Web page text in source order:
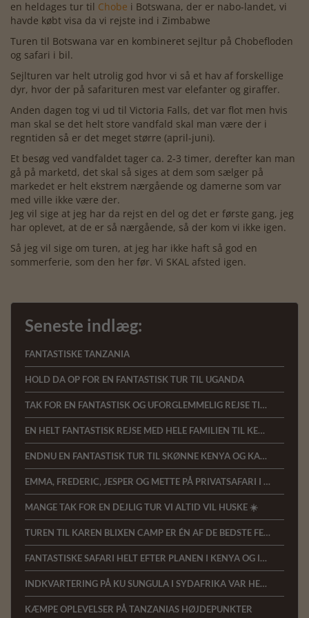
en heldages tur til Chobe i Botswana, der er nabo-landet, vi
havde købt visa da vi rejste ind i Zimbabwe
Turen til Botswana var en kombineret sejltur på Chobefloden
og safari i bil.
Sejlturen var helt utrolig god hvor vi så et hav af forskellige
dyr, hvor der på safarituren mest var elefanter og giraffer.
Anden dagen tog vi ud til Victoria Falls, det var flot men hvis
man skal se det helt store vandfald skal man være der i
regntiden så er det meget større (april-juni).
Et besøg ved vandfaldet tager ca. 2-3 timer, derefter kan man
gå på marketd, det skal så siges at dem som sælger på
markedet er helt ekstrem nærgående og damerne som var
med ville ikke være der.
Jeg vil sige at jeg har da rejst en del og det er første gang, jeg
har oplevet, at de er så nærgående, så der kom vi ikke igen.
Så jeg vil sige om turen, at jeg har ikke haft så god en
sommerferie, som den her før. Vi SKAL afsted igen.
Seneste indlæg:
FANTASTISKE TANZANIA
HOLD DA OP FOR EN FANTASTISK TUR TIL UGANDA
TAK FOR EN FANTASTISK OG UFORGLEMMELIG REJSE TIL KENYA
EN HELT FANTASTISK REJSE MED HELE FAMILIEN TIL KENYA
ENDNU EN FANTASTISK TUR TIL SKØNNE KENYA OG KAREN BLIXEN CAMP
EMMA, FREDERIC, JESPER OG METTE PÅ PRIVATSAFARI I KENYA
MANGE TAK FOR EN DEJLIG TUR VI ALTID VIL HUSKE ☀️
TUREN TIL KAREN BLIXEN CAMP ER ÉN AF DE BEDSTE FERIER VI NOGENSINDE HAR HAFT
FANTASTISKE SAFARI HELT EFTER PLANEN I KENYA OG INGEN UTRYGHED TRODS CORONA
INDKVARTERING PÅ KU SUNGULA I SYDAFRIKA VAR HELT FANTASTISK MED MASSER AF DYR
KÆMPE OPLEVELSER PÅ TANZANIAS HØJDEPUNKTER